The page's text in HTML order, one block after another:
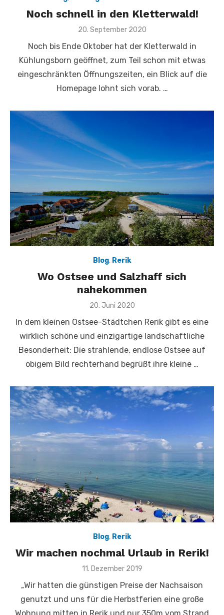
Noch schnell in den Kletterwald!
Veröffentlicht
20. September 2020
Noch bis Ende Oktober hat der Kletterwald in
Kühlungsborn geöffnet, zum Teil schon mit etwas
eingeschränkten Öffnungszeiten, ein Blick auf die
Homepage lohnt sich vorab. …
Blog, Rerik
Wo Ostsee und Salzhaff sich
nahekommen
Veröffentlicht
20. Juni 2020
In dem kleinen Ostsee-Städtchen Rerik gibt es eine
wirklich schöne und einzigartige landschaftliche
Besonderheit: Die strahlende, endlose Ostsee auf
obigem Bild rechterhand begrüßt ihre kleine …
Blog, Rerik
Wir machen nochmal Urlaub in Rerik!
Veröffentlicht
11. Dezember 2019
„Wir hatten die günstigen Preise der Nachsaison
genutzt und uns für die Herbstferien eine große
Wohnung mitten in Rerik und nur 350m vom Strand